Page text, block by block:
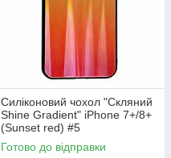
Силіконовий чохол "Скляний
Shine Gradient" iPhone 7+/8+
(Sunset red) #5
Готово до відправки